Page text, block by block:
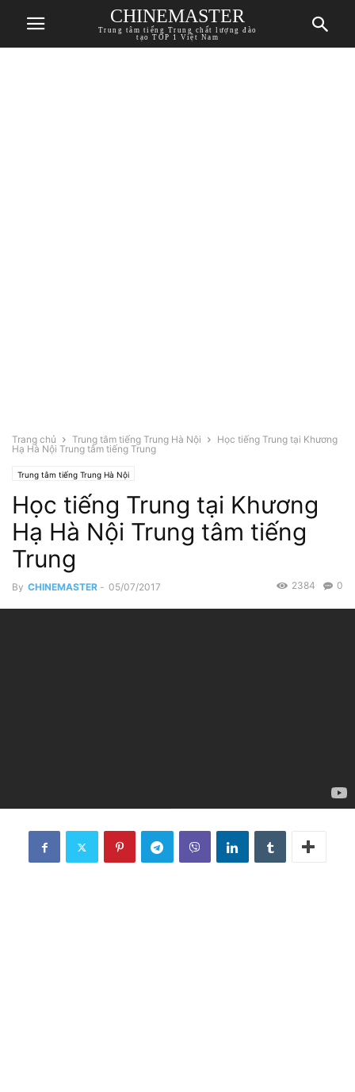
CHINEMASTER
Trung tâm tiếng Trung chất lượng đào
tạo TOP 1 Việt Nam
Trang chủ Trung tâm tiếng Trung Hà Nội
Học tiếng Trung tại Khương
Hạ Hà Nội Trung tâm tiếng Trung
Trung tâm tiếng Trung Hà Nội
Học tiếng Trung tại Khương
Hạ Hà Nội Trung tâm tiếng
Trung
By CHINEMASTER - 05/07/2017 0
2384